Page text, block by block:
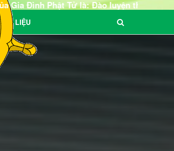
Tử là: Đào luyện thanh, thiếu, đồng
TƯ LIỆU